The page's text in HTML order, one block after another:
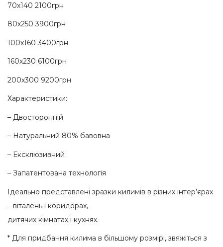
70х140 2100грн
80х250 3900грн
100х160 3400грн
160х230 6100грн
200х300 9200грн
Характеристики:
– Двосторонній
– Натуральний 80% бавовна
– Ексклюзивний
– Запатентована технологія
Ідеально представлені зразки килимів в різних інтер’єрах
– віталень і коридорах,
дитячих кімнатах і кухнях.
* Для придбання килима в більшому розмірі, звяжіться з